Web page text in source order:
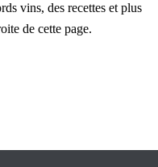
vins, des recettes et plus
de cette page.